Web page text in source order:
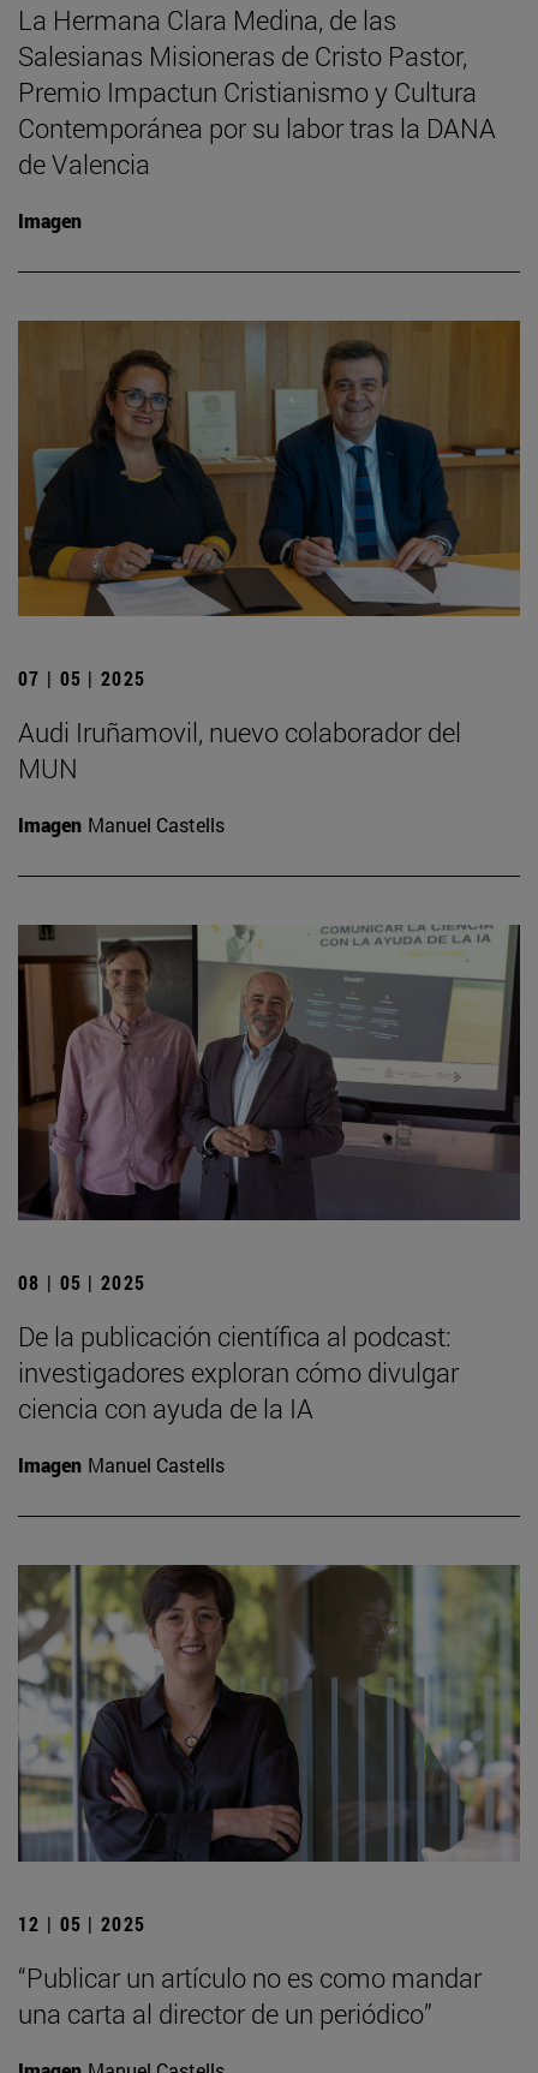
La Hermana Clara Medina, de las
Salesianas Misioneras de Cristo Pastor,
Premio Impactun Cristianismo y Cultura
Contemporánea por su labor tras la DANA
de Valencia
Imagen
07 | 05 | 2025
Audi Iruñamovil, nuevo colaborador del
MUN
Imagen Manuel Castells
08 | 05 | 2025
De la publicación científica al podcast:
investigadores exploran cómo divulgar
ciencia con ayuda de la IA
Imagen Manuel Castells
12 | 05 | 2025
“Publicar un artículo no es como mandar
una carta al director de un periódico”